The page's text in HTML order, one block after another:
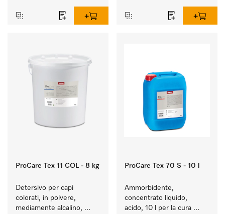
ProCare Tex 11 COL - 8 kg
Detersivo per capi
colorati, in polvere,
mediamente alcalino,
ProCare Tex 70 S - 10 l
Ammorbidente,
concentrato liquido,
acido, 10 l per la cura